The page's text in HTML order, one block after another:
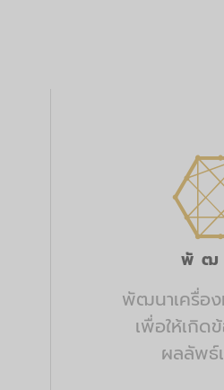
พัฒ
พัฒนาเครื่อง
เพื่อให้เกิด
ผลลัพธ์